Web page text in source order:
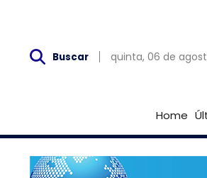
Buscar quinta, 06 de
Home